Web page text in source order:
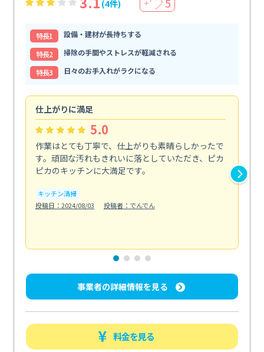
(4件) ＋ 5
特⻑1
設備・建材が長持ちする
特⻑2
掃除の手間やストレスが軽減される
特⻑3
日々のお手入れがラクになる
仕上がりに満足
5.0
作業はとても丁寧で、仕上がりも素晴らしかったで
す。頑固な汚れもきれいに落としていただき、ピカ
ピカのキッチンに大満足です。
キッチン清掃
投稿日：2024/08/03
投稿者：でんでん
事業者の詳細情報を見る
料金を見る